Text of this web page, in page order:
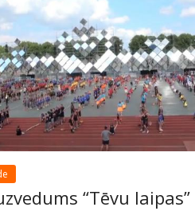
“Tēvu laipas”